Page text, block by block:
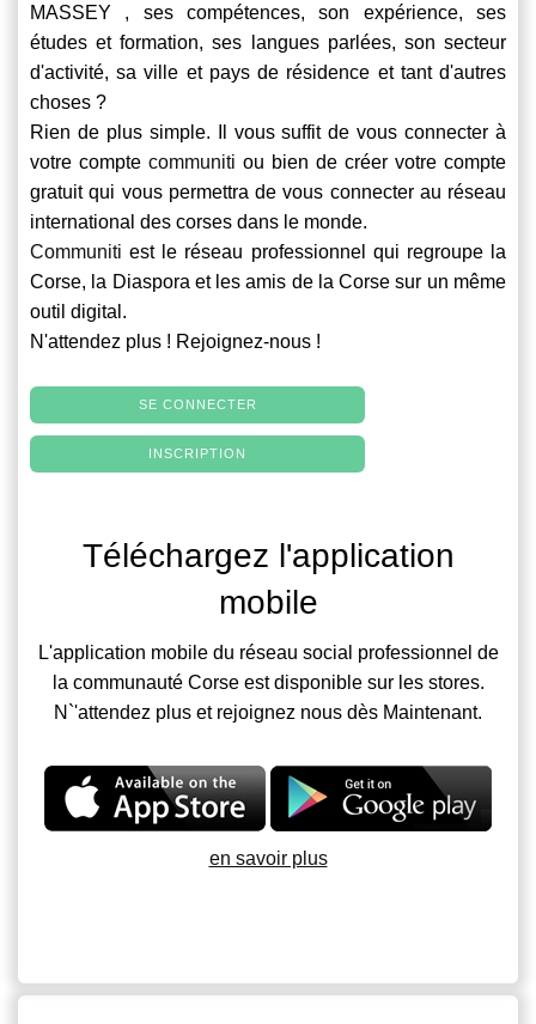
MASSEY , ses compétences, son expérience, ses
études et formation, ses langues parlées, son secteur
d'activité, sa ville et pays de résidence et tant d'autres
choses ?
Rien de plus simple. Il vous suffit de vous connecter à
votre compte communiti ou bien de créer votre compte
gratuit qui vous permettra de vous connecter au réseau
international des corses dans le monde.
Communiti est le réseau professionnel qui regroupe la
Corse, la Diaspora et les amis de la Corse sur un même
outil digital.
N'attendez plus ! Rejoignez-nous !
SE CONNECTER
INSCRIPTION
Téléchargez l'application
mobile
L'application mobile du réseau social professionnel de
la communauté Corse est disponible sur les stores.
N`'attendez plus et rejoignez nous dès Maintenant.
en savoir plus